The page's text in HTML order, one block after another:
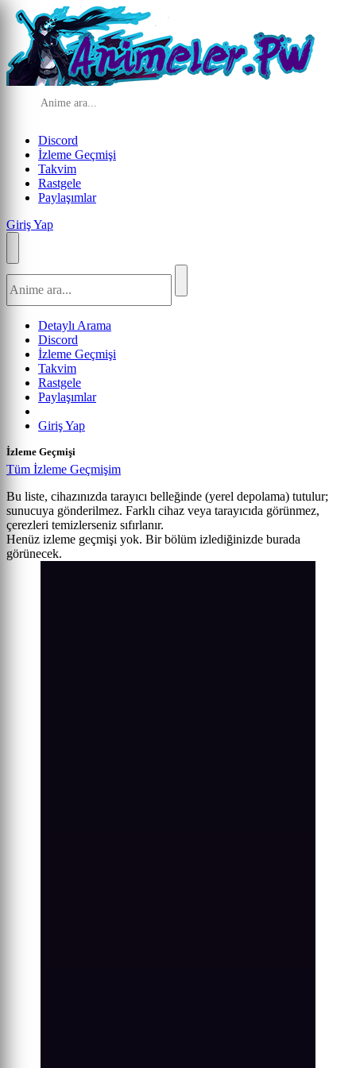
Discord
İzleme Geçmişi
Takvim
Rastgele
Paylaşımlar
Giriş Yap
Detaylı Arama
Discord
İzleme Geçmişi
Takvim
Rastgele
Paylaşımlar
Giriş Yap
İzleme Geçmişi
Tüm İzleme Geçmişim
Bu liste, cihazınızda tarayıcı belleğinde (yerel depolama) tutulur;
sunucuya gönderilmez. Farklı cihaz veya tarayıcıda görünmez,
çerezleri temizlerseniz sıfırlanır.
Henüz izleme geçmişi yok. Bir bölüm izlediğinizde burada
görünecek.